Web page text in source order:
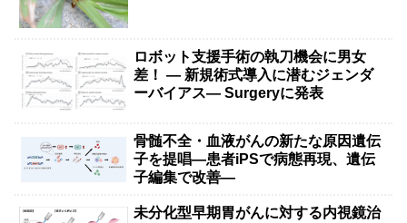
ロボット支援手術の執刀機会に男女
差！ — 新規術式導入に潜むジェンダ
ーバイアス— Surgeryに発表
骨髄不全・血液がんの新たな原因遺伝
子を提唱―患者iPSで病態再現、遺伝
子編集で改善―
未分化型早期胃がんに対する内視鏡治